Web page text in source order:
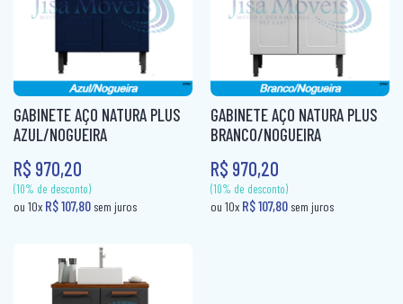
MESA DE JANTAR 4 CADEIRAS
MESA DE JANTAR 6 CADEIRAS
MESA DOBRÁVEL
MESA TUBULAR AÇO
PANELEIRO
PANELEIRO AÇO
PRATO GIRATÓRIO
TORRE QUENTE
CAMA BOX CASAL
CAMA BOX MOLAS CASAL
CAMA BOX MOLAS SOLTEIRO
CAMA BOX SOLTEIRÃO
CAMA BOX SOLTEIRO
CAMA CASAL
CAMA INFANTIL
CAMA QUEEN
SOFÁ RETRÁTIL
SOFANETE
(10% de desconto)
ou 10xR$ 93,80sem juros
(10% de desconto)
ou 10xR$ 107,80sem
GABINETE AÇO NATURA PLUS
AZUL/NOGUEIRA
R$ 970,20
GABINETE AÇO NATURA PLUS
BRANCO/NOGUEIRA
R$ 970,20